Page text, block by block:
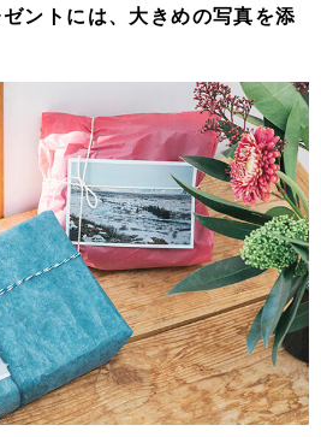
ントには、大きめの写真を添